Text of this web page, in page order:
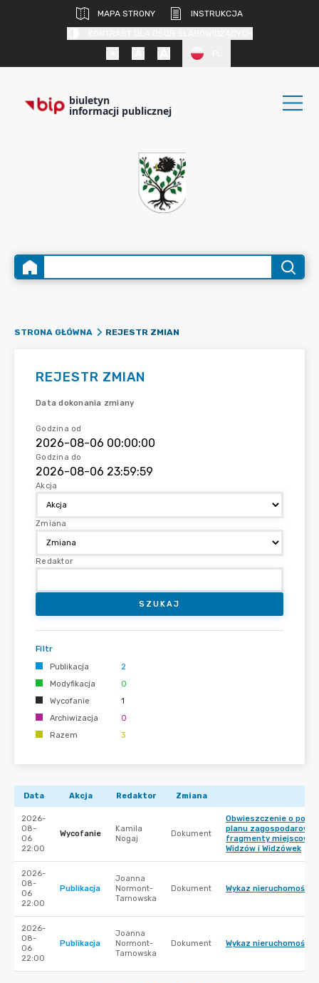
MAPA STRONY
INSTRUKCJA
biuletyn
informacji publicznej
STRONA GŁÓWNA REJESTR ZMIAN
REJESTR ZMIAN
Data dokonania zmiany
Godzina od
Godzina do
Akcja
Zmiana
Redaktor
SZUKAJ
Filtr
Publikacja
2
Modyfikacja
0
Wycofanie
1
Archiwizacja
0
Razem
3
Data Akcja Redaktor Zmiana
2026-
08-
06
22:00
Wycofanie
Kamila
Nogaj
Dokument
Obwieszczenie o
planu
fragmenty
Widzów i Widzówek
2026-
08-
06
22:00
Publikacja
Joanna
Normont-
Tarnowska
Dokument Wykaz nieruchomości
2026-
08-
06
22:00
Publikacja
Joanna
Normont-
Tarnowska
Dokument Wykaz nieruchomości